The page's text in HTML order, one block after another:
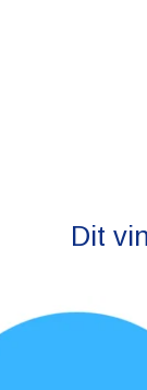
Dit